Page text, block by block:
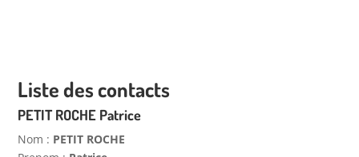
Liste des contacts
PETIT ROCHE Patrice
nom : PETIT ROCHE